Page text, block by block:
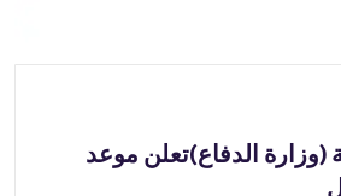
الدفاع)تعلن موعد